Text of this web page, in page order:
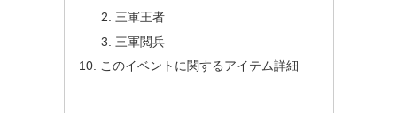
三軍王者
三軍閲兵
このイベントに関するアイテム詳細